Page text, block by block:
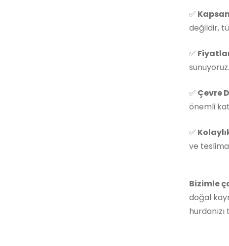
✅
değildir,
✅
✅ Çevre
önemli
✅
ve
Bizimle
doğal